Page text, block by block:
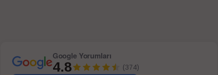
Google Yorumları
4.8 (374)